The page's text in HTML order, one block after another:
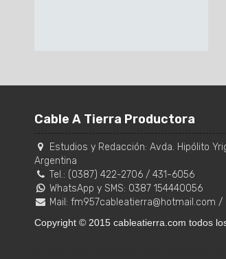
Cable A Tierra Productora
Estudios y Redacción: Avda. Hipólito
Argentina
Tel.: (0387) 422-2706 / 431-6056
WhatsApp y SMS: 0387 154440056
Mail: fm957cableatierra@hotmail.com /
Copyright © 2015 cableatierra.com todos